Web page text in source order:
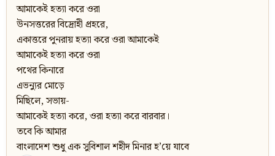
আমাকেই হত্যা করে ওরা
উনসত্তরের বিদ্রোহী প্রহরে,
একাত্তরে পুনরায় হত্যা করে ওরা আমাকেই
আমাকেই হত্যা করে ওরা
পথের কিনারে
এভন্যুর মোড়ে
মিছিলে, সভায়-
আমাকেই হত্যা করে, ওরা হত্যা করে বারবার।
তবে কি আমার
বাংলাদেশ শুধু এক সুবিশাল শহীদ মিনার হ’য়ে যাবে